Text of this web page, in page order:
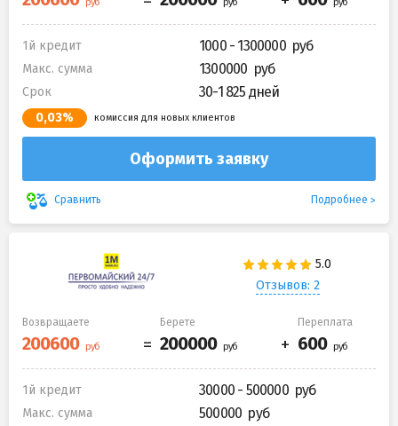
1й кредит 1000 - 1300000
Макс. сумма 1300000
Срок 30-1 825 дней
0,03% комиссия для новых клиентов
Оформить заявку
Сравнить Подробнее
Отзывов: 2
Возвращаете Берете Переплата
1й кредит 30000 - 500000
Макс. сумма 500000